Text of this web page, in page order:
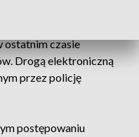
ostatnim czasie
Drogą elektroniczną
przez policję
postępowaniu